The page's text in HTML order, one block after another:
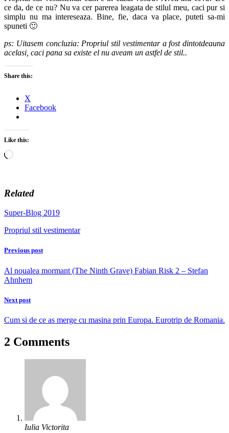
ce da, de ce nu? Nu va cer parerea leagata de stilul meu, caci pur si
simplu nu ma intereseaza. Bine, fie, daca va place, puteti sa-mi
spuneti 🙂
ps: Uitasem concluzia: Propriul stil vestimentar a fost dintotdeauna
acelasi, caci pana sa existe el nu aveam un astfel de stil..
Share this:
X
Facebook
Like this:
Loading…
Related
Super-Blog 2019
Propriul stil vestimentar
Previous post
Al noualea mormant (The Ninth Grave) Fabian Risk 2 – Stefan
Ahnhem
Next post
Cum si de ce as merge cu masina prin Europa. Eurotrip de Romania.
2 Comments
Iulia Victorita